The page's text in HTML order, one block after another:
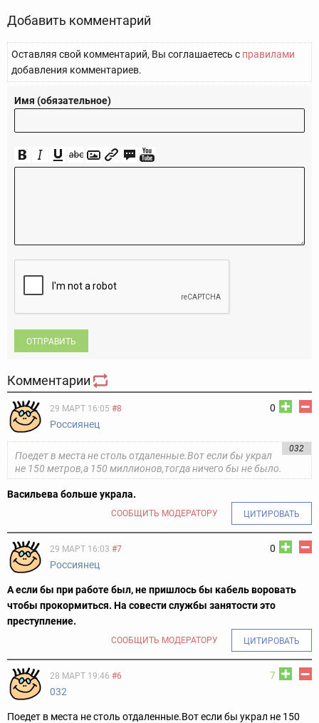
Добавить комментарий
Оставляя свой комментарий, Вы соглашаетесь с правилами
добавления комментариев.
Имя (обязательное)
ОТПРАВИТЬ
Комментарии
0
29 МАРТ 16:05 #8
Россиянец
032
Поедет в места не столь отдаленные.Вот если бы украл
не 150 метров,а 150 миллионов,тогда ничего бы не было.
Васильева больше украла.
СООБЩИТЬ МОДЕРАТОРУ ЦИТИРОВАТЬ
0
29 МАРТ 16:03 #7
Россиянец
А если бы при работе был, не пришлось бы кабель воровать
чтобы прокормиться. На совести службы занятости это
преступление.
СООБЩИТЬ МОДЕРАТОРУ ЦИТИРОВАТЬ
7
28 МАРТ 19:46 #6
032
Поедет в места не столь отдаленные.Вот если бы украл не 150